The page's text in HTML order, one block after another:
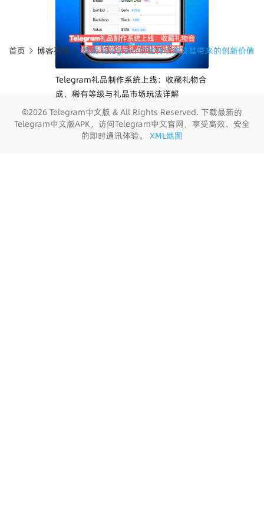
Telegram礼品制作系统上线：收藏礼物合
成、稀有等级与礼品市场玩法详解
首页 博客列表 探索 Telegram 的独特功能及其带来的创新价值
©2026 Telegram中文版 & All Rights Reserved. 下载最新的
Telegram中文版APK，访问Telegram中文官网，享受高效、安全
的即时通讯体验。 XML地图